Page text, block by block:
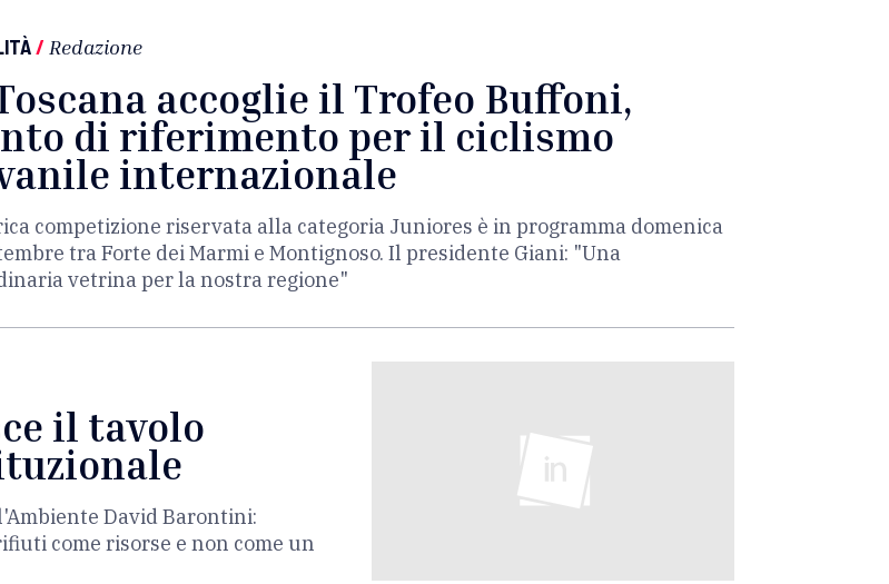
/ Redazione
accoglie il Trofeo Buffoni,
di riferimento per il ciclismo
internazionale
competizione riservata alla categoria Juniores è in programma domenica
tra Forte dei Marmi e Montignoso. Il presidente Giani: "Una
vetrina per la nostra regione"
il tavolo
David Barontini:
come risorse e non come un